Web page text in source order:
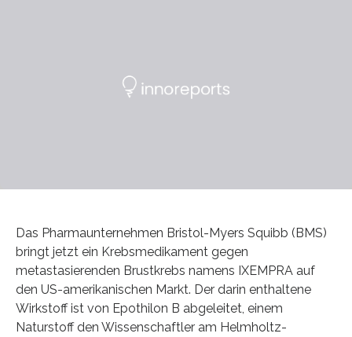
Das Pharmaunternehmen Bristol-Myers Squibb (BMS)
bringt jetzt ein Krebsmedikament gegen
metastasierenden Brustkrebs namens IXEMPRA auf
den US-amerikanischen Markt. Der darin enthaltene
Wirkstoff ist von Epothilon B abgeleitet, einem
Naturstoff den Wissenschaftler am Helmholtz-